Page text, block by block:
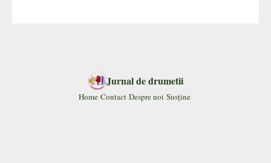
Jurnal de drumetii
Home·Contact·Despre noi·Susține·